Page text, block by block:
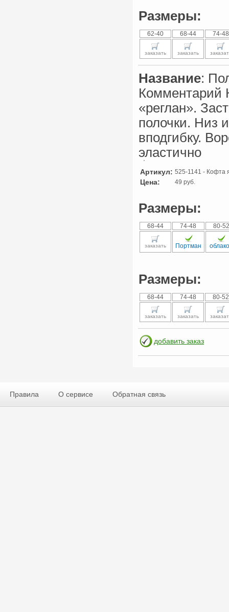
Размеры:
62-40 68-44 74-48
заказать заказать
Название:
Комментарий
«реглан».
полочки. Низ
вподгибку.
эластично
Артикул: 525-1141 - Кофта
Цена: 49 руб.
Размеры:
68-44 74-48 80-52
заказать Портман
Размеры:
68-44 74-48 80-52
заказать заказать
добавить заказ
Правила О сервисе Обратная связь